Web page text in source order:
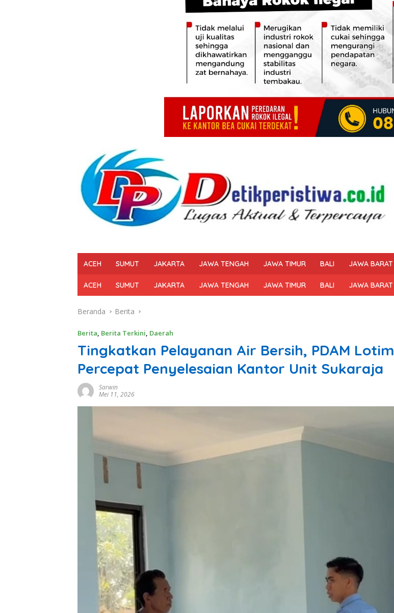
ACEH SUMUT JAKARTA JAWA TENGAH JAWA TIMUR BALI JAWA BARAT
ACEH SUMUT JAKARTA JAWA TENGAH JAWA TIMUR BALI JAWA BARAT
Beranda Berita
Berita, Berita Terkini, Daerah
Tingkatkan Pelayanan Air Bersih, PDAM Lotim
Percepat Penyelesaian Kantor Unit Sukaraja
Sarwin
Mei 11, 2026